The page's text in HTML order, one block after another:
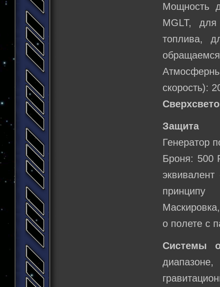
Мощность
MGLT,
топлива,
скорость):
Защита
Генератор
Броня: 500
принципу
о полете с
Системы